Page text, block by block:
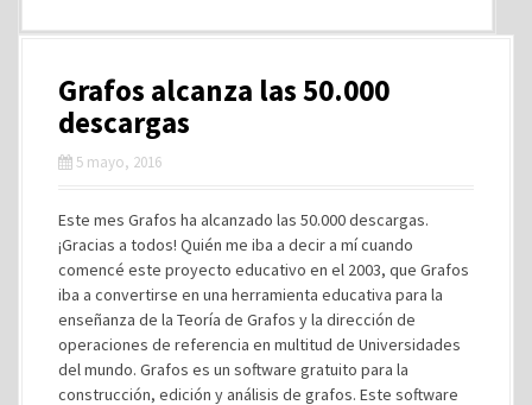
Grafos alcanza las 50.000
descargas
5 mayo, 2016
Este mes Grafos ha alcanzado las 50.000 descargas.
¡Gracias a todos! Quién me iba a decir a mí cuando
comencé este proyecto educativo en el 2003, que Grafos
iba a convertirse en una herramienta educativa para la
enseñanza de la Teoría de Grafos y la dirección de
operaciones de referencia en multitud de Universidades
del mundo. Grafos es un software gratuito para la
construcción, edición y análisis de grafos. Este software